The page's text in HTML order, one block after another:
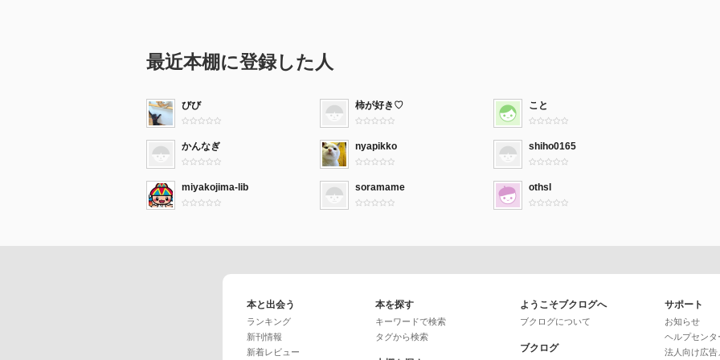
最近本棚に登録した人
びび 柿が好き♡ こと
かんなぎ nyapikko shiho0165
miyakojima-lib soramame othsl
本と出会う
ランキング
新刊情報
新着レビュー
本を探す
キーワードで検索
タグから検索
ようこそブクログへ
ブクログについて
ブクログ
サポート
お知らせ
ヘルプセンタ
法人向け広告